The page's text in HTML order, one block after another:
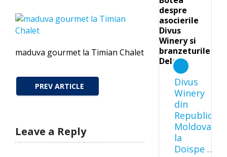
maduva gourmet la Timian Chalet
PREV ARTICLE
Leave a Reply
Divus
Winery
din
Republica
Moldova
la
Doispe …